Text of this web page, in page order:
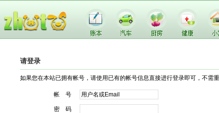
请登录
如果您在本站已拥有帐号，请使用已有的帐号信息直接进行登录即可，不需
帐 号
密 码